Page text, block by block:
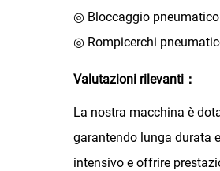
◎ Bloccaggio
◎ Rompicerchi
Valutazioni rilevanti：
La nostra macchina è
garantendo lunga durata
intensivo e offrire